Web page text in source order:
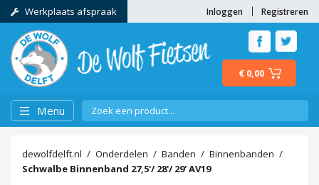
Werkplaats afspraak Registreren
Inloggen
€ 0,00
Menu
dewolfdelft.nl Onderdelen Banden
Binnenbanden
Schwalbe Binnenband 27,5'/ 28'/ 29' AV19